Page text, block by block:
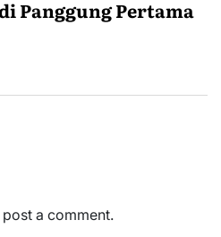
Panggung Pertama
a comment.